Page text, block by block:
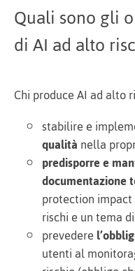
Quali sono gli
di AI ad alto
Chi produce AI ad alto
stabilire e
qualitànella
predisporre e
documentazione
protection
rischi e un tema
prevedere
utenti al